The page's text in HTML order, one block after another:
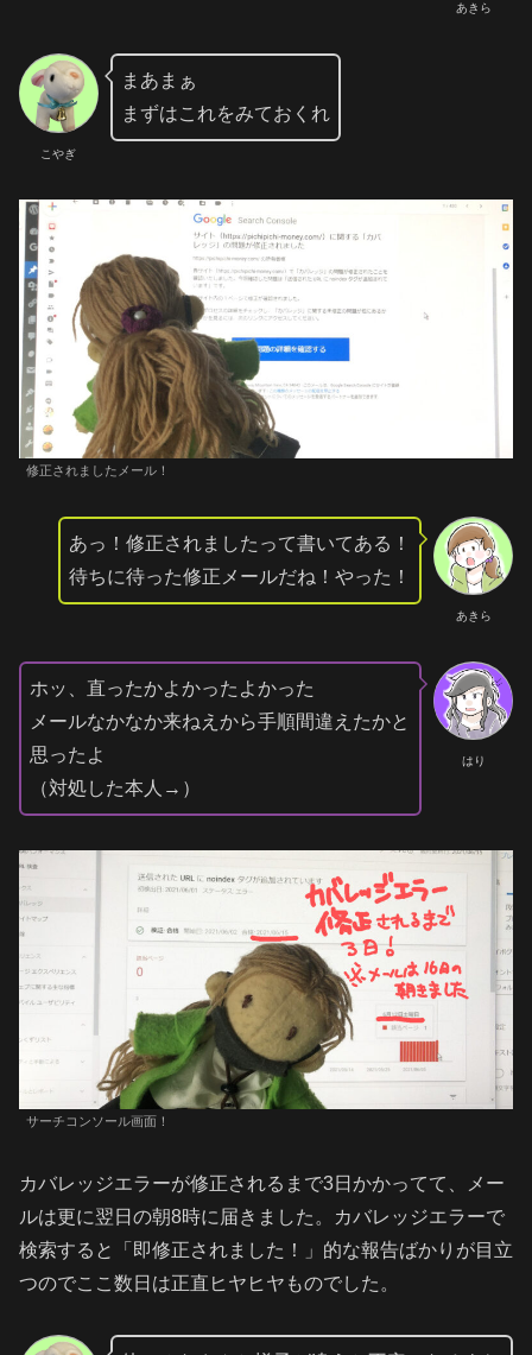
あきら
こやぎ
まあまぁ
まずはこれをみておくれ
修正されましたメール！
あきら
あっ！修正されましたって書いてある！
待ちに待った修正メールだね！やった！
はり
ホッ、直ったかよかったよかった
メールなかなか来ねえから手順間違えたかと
思ったよ
（対処した本人→）
サーチコンソール画面！
カバレッジエラーが修正されるまで3日かかってて、メー
ルは更に翌日の朝8時に届きました。カバレッジエラーで
検索すると「即修正されました！」的な報告ばかりが目立
つのでここ数日は正直ヒヤヒヤものでした。